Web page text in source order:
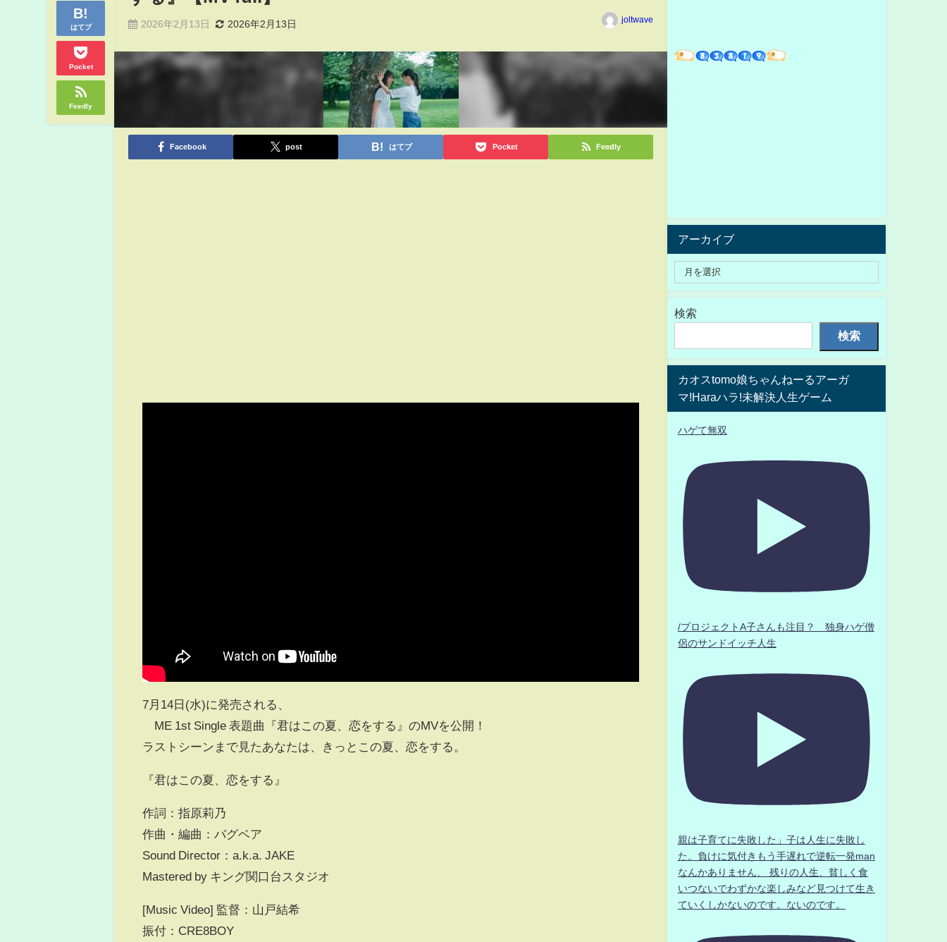
はてブ
Pocket
Feedly
2026年2月13日 2026年2月13日 joltwave
Facebook post はてブ Pocket Feedly
7月14日(水)に発売される、
≠ME 1st Single 表題曲『君はこの夏、恋をする』のMVを公開！
ラストシーンまで見たあなたは、きっとこの夏、恋をする。
『君はこの夏、恋をする』
作詞：指原莉乃
作曲・編曲：バグベア
Sound Director：a.k.a. JAKE
Mastered by キング関口台スタジオ
[Music Video] 監督：山戸結希
振付：CRE8BOY
アーカイブ
検索
検索
カオスtomo娘ちゃんねーるアーガ
マ!Haraハラ!未解決人生ゲーム
ハゲて無双
/プロジェクトA子さんも注目？ 独身ハゲ僧
侶のサンドイッチ人生
親は子育てに失敗した」子は人生に失敗し
た。負けに気付きもう手遅れで逆転一発man
なんかありません、 残りの人生、貧しく食
いつないでわずかな楽しみなど見つけて生き
ていくしかないのです。ないのです。